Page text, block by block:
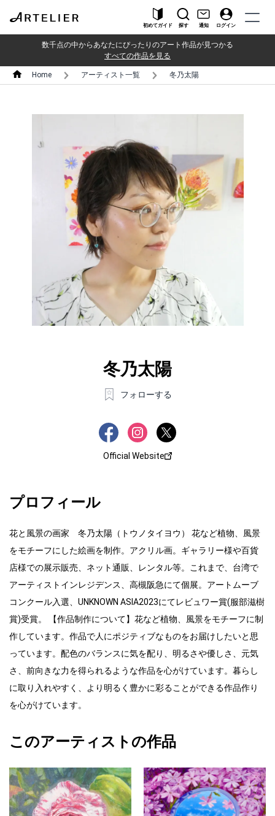
初めてガイド 探す 通知 ログイン
数千点の中からあなたにぴったりのアート作品が見つかる
すべての作品を見る
Home アーティスト一覧 冬乃太陽
冬乃太陽
フォローする
Official Website
プロフィール
花と風景の画家 冬乃太陽（トウノタイヨウ） 花など植物、風景
をモチーフにした絵画を制作。アクリル画。ギャラリー様や百貨
店様での展示販売、ネット通販、レンタル等。これまで、台湾で
アーティストインレジデンス、高槻阪急にて個展。アートムーブ
コンクール入選、UNKNOWN ASIA2023にてレビュワー賞(服部滋樹
賞)受賞。 【作品制作について】花など植物、風景をモチーフに制
作しています。作品で人にポジティブなものをお届けしたいと思
っています。配色のバランスに気を配り、明るさや優しさ、元気
さ、前向きな力を得られるような作品を心がけています。暮らし
に取り入れやすく、より明るく豊かに彩ることができる作品作り
を心がけています。
このアーティストの作品